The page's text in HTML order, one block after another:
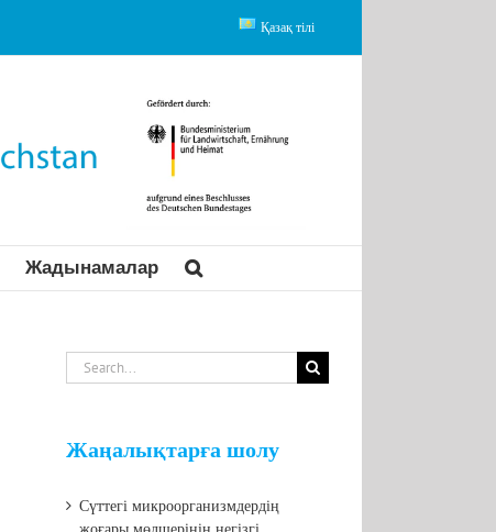
Қазақ тілі
Жадынамалар
Search
for:
Жаңалықтарға шолу
Сүттегі микроорганизмдердің